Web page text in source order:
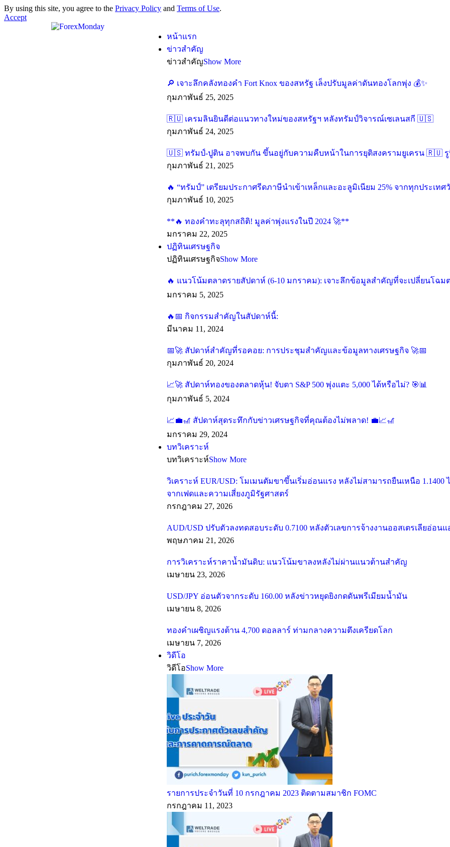
By using this site, you agree to the Privacy Policy and Terms of Use.
Accept
หน้าแรก
ข่าวสำคัญ
ข่าวสำคัญShow More
🔎 เจาะลึกคลังทองคำ Fort Knox ของสหรัฐ เล็งปรับมูลค่าดันทองโลกพุ่ง 💰✨
กุมภาพันธ์ 25, 2025
🇷🇺 เครมลินยินดีต่อแนวทางใหม่ของสหรัฐฯ หลังทรัมป์วิจารณ์เซเลนสกี 🇺🇸
กุมภาพันธ์ 24, 2025
🇺🇸 ทรัมป์-ปูติน อาจพบกัน ขึ้นอยู่กับความคืบหน้าในการยุติสงครามยูเครน 🇷🇺 รู
กุมภาพันธ์ 21, 2025
🔥 “ทรัมป์” เตรียมประกาศรีดภาษีนำเข้าเหล็กและอะลูมิเนียม 25% จากทุกประเท
กุมภาพันธ์ 10, 2025
**🔥 ทองคำทะลุทุกสถิติ! มูลค่าพุ่งแรงในปี 2024 🚀**
มกราคม 22, 2025
ปฏิทินเศรษฐกิจ
ปฏิทินเศรษฐกิจShow More
🔥 แนวโน้มตลาดรายสัปดาห์ (6-10 มกราคม): เจาะลึกข้อมูลสำคัญที่จะเปลี่ยนโฉม
มกราคม 5, 2025
🔥📅 กิจกรรมสำคัญในสัปดาห์นี้:
มีนาคม 11, 2024
📅🚀 สัปดาห์สำคัญที่รอคอย: การประชุมสำคัญและข้อมูลทางเศรษฐกิจ 🚀📅
กุมภาพันธ์ 20, 2024
📈🚀 สัปดาห์ทองของตลาดหุ้น! จับตา S&P 500 พุ่งแตะ 5,000 ได้หรือไม่? 🎯📊
กุมภาพันธ์ 5, 2024
📈💼🎢 สัปดาห์สุดระทึกกับข่าวเศรษฐกิจที่คุณต้องไม่พลาด! 💼📈🎢
มกราคม 29, 2024
บทวิเคราะห์
บทวิเคราะห์Show More
วิเคราะห์ EUR/USD: โมเมนตัมขาขึ้นเริ่มอ่อนแรง หลังไม่สามารถยืนเหนือ 1.1400
จากเฟดและความเสี่ยงภูมิรัฐศาสตร์
กรกฎาคม 27, 2026
AUD/USD ปรับตัวลงทดสอบระดับ 0.7100 หลังตัวเลขการจ้างงานออสเตรเลียอ่อน
พฤษภาคม 21, 2026
การวิเคราะห์ราคาน้ำมันดิบ: แนวโน้มขาลงหลังไม่ผ่านแนวต้านสำคัญ
เมษายน 23, 2026
USD/JPY อ่อนตัวจากระดับ 160.00 หลังข่าวหยุดยิงกดดันพรีเมียมน้ำมัน
เมษายน 8, 2026
ทองคำเผชิญแรงต้าน 4,700 ดอลลาร์ ท่ามกลางความตึงเครียดโลก
เมษายน 7, 2026
วิดีโอ
วิดีโอShow More
รายการประจำวันที่ 10 กรกฎาคม 2023 ติดตามสมาชิก FOMC
กรกฎาคม 11, 2023